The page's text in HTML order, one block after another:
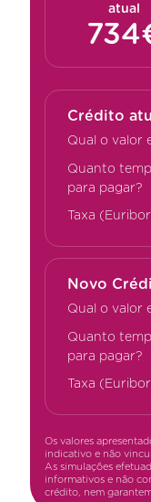
atual
Crédito
Qual o valor
Quanto
para pagar?
Taxa
Novo
Qual o valor
Quanto
para pagar?
Taxa
Os valores
indicativo e não
As simulações
informativos e não
crédito, nem